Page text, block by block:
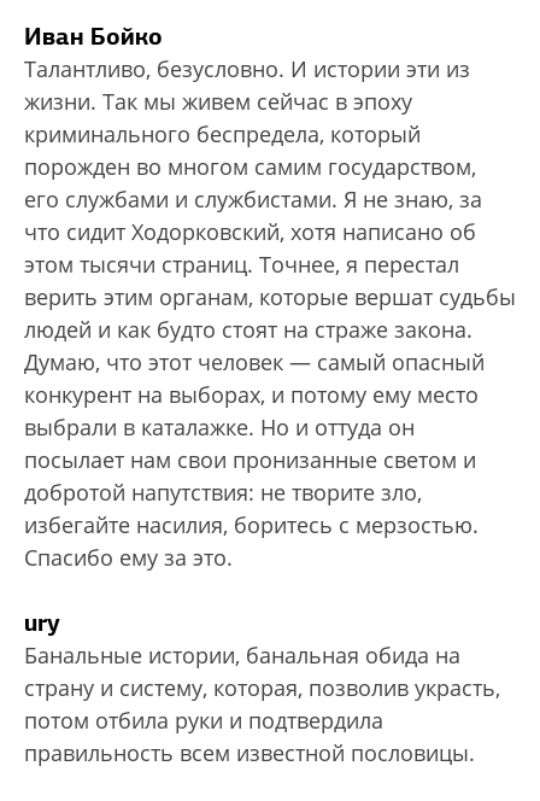
Иван Бойко
Талантливо, безусловно. И истории эти из
жизни. Так мы живем сейчас в эпоху
криминального беспредела, который
порожден во многом самим государством,
его службами и службистами. Я не знаю, за
что сидит Ходорковский, хотя написано об
этом тысячи страниц. Точнее, я перестал
верить этим органам, которые вершат судьбы
людей и как будто стоят на страже закона.
Думаю, что этот человек — самый опасный
конкурент на выборах, и потому ему место
выбрали в каталажке. Но и оттуда он
посылает нам свои пронизанные светом и
добротой напутствия: не творите зло,
избегайте насилия, боритесь с мерзостью.
Спасибо ему за это.
ury
Банальные истории, банальная обида на
страну и систему, которая, позволив украсть,
потом отбила руки и подтвердила
правильность всем известной пословицы.